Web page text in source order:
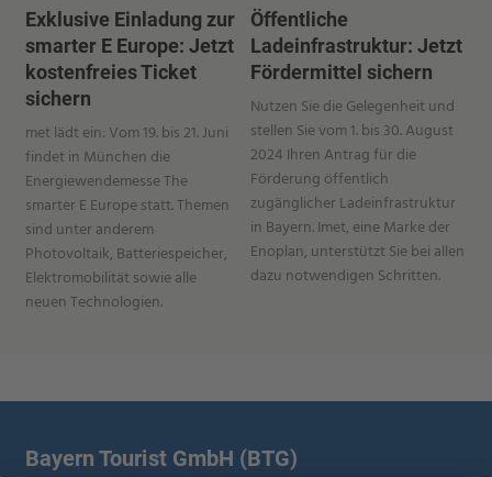
Exklusive Einladung zur
smarter E Europe: Jetzt
kostenfreies Ticket
sichern
met lädt ein: Vom 19. bis 21. Juni
findet in München die
Energiewendemesse The
smarter E Europe statt. Themen
sind unter anderem
Photovoltaik, Batteriespeicher,
Elektromobilität sowie alle
neuen Technologien.
Öffentliche
Ladeinfrastruktur: Jetzt
Fördermittel sichern
Nutzen Sie die Gelegenheit und
stellen Sie vom 1. bis 30. August
2024 Ihren Antrag für die
Förderung öffentlich
zugänglicher Ladeinfrastruktur
in Bayern. Imet, eine Marke der
Enoplan, unterstützt Sie bei allen
dazu notwendigen Schritten.
Bayern Tourist GmbH (BTG)